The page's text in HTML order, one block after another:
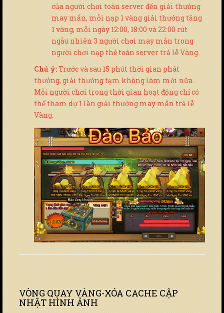
của người chơi toàn server đến giải thưởng
may mắn, mỗi nạp 1 vàng giải thưởng tăng
1 vàng, mỗi ngày 12:00, 18:00 và 22:00 rút
ngẫu nhiên 3 người chơi may mắn trong
người chơi nạp thẻ toàn server trả lễ Vàng.
Chú ý:Trước và sau 15 phút thời gian phát
thưởng, giải thưởng tạm không làm mới nữa.
Mỗi người chơi trong thời gian hoạt động chỉ có
thể tham dự 1 lần giải thưởng may mắn trả lễ
Vàng.
VÒNG QUAY VÀNG-XÓA CACHE CẬP
NHẬT HÌNH ẢNH